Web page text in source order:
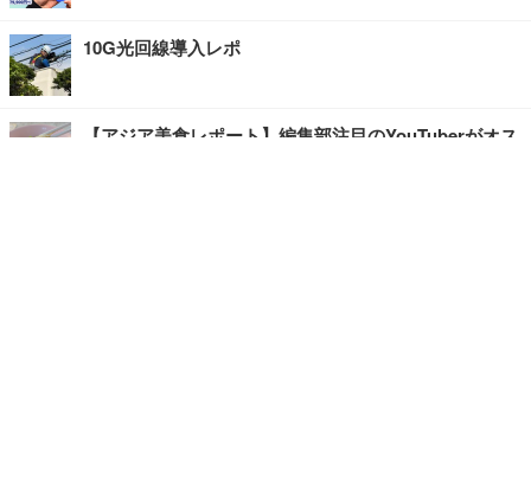
10G光回線導入レポ
【アジア美食レポート】編集部注目のYouTuberがオス